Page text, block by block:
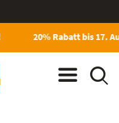
20% Rabatt bis 17.